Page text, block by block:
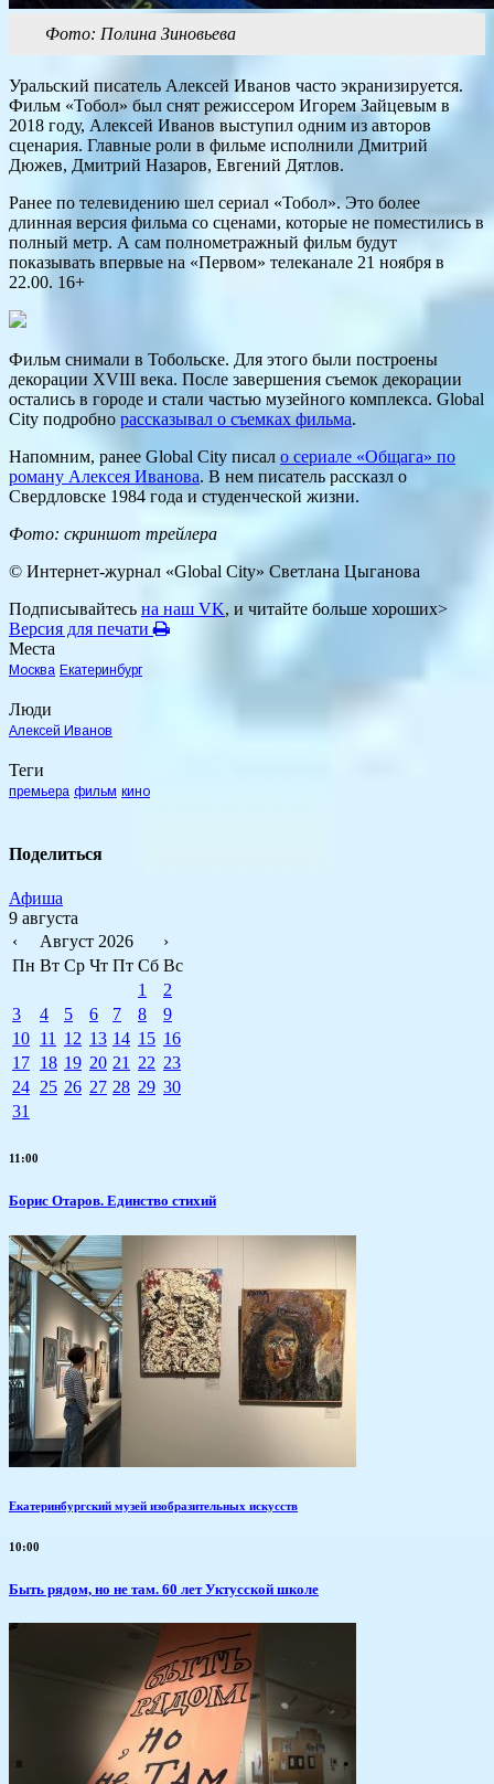
Фото: Полина Зиновьева
Уральский писатель Алексей Иванов часто экранизируется.
Фильм «Тобол» был снят режиссером Игорем Зайцевым в
2018 году, Алексей Иванов выступил одним из авторов
сценария. Главные роли в фильме исполнили Дмитрий
Дюжев, Дмитрий Назаров, Евгений Дятлов.
Ранее по телевидению шел сериал «Тобол». Это более
длинная версия фильма со сценами, которые не поместились в
полный метр. А сам полнометражный фильм будут
показывать впервые на «Первом» телеканале 21 ноября в
22.00. 16+
Фильм снимали в Тобольске. Для этого были построены
декорации XVIII века. После завершения съемок декорации
остались в городе и стали частью музейного комплекса. Global
City подробно рассказывал о съемках фильма.
Напомним, ранее Global City писал о сериале «Общага» по
роману Алексея Иванова. В нем писатель рассказл о
Свердловске 1984 года и студенческой жизни.
Фото: скриншот трейлера
© Интернет-журнал «Global City» Светлана Цыганова
Подписывайтесь на наш VK, и читайте больше хороших>
Версия для печати
Места
Москва Екатеринбург
Люди
Алексей Иванов
Теги
премьера фильм кино
Поделиться
Афиша
9 августа
‹
Август 2026
›
Пн Вт Ср Чт Пт Сб Вс
1
2
3
4 5 6 7 8
9
10 11 12 13 14 15 16
17 18 19 20 21 22 23
24 25 26 27 28 29 30
31
11:00
Борис Отаров. Единство стихий
Екатеринбургский музей изобразительных искусств
10:00
Быть рядом, но не там. 60 лет Уктусской школе